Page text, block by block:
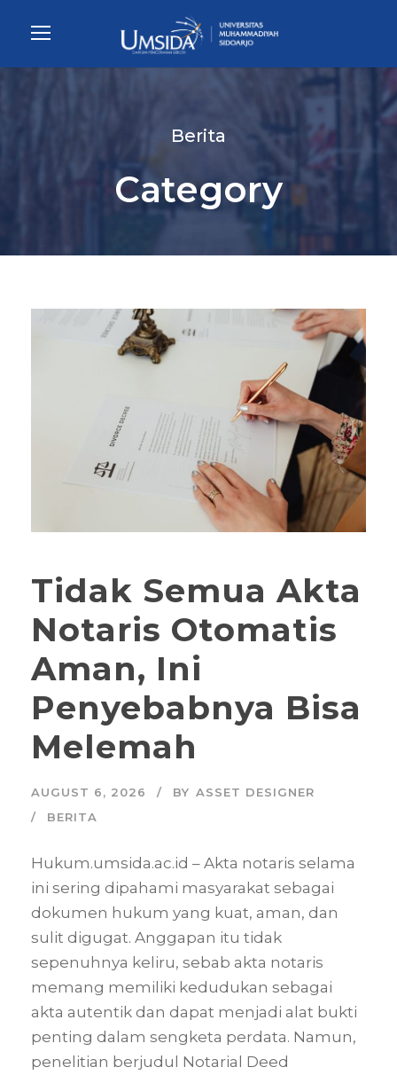
Berita
Category
Tidak Semua Akta
Notaris Otomatis
Aman, Ini
Penyebabnya Bisa
Melemah
AUGUST 6, 2026 BY ASSET DESIGNER
BERITA
Hukum.umsida.ac.id – Akta notaris selama
ini sering dipahami masyarakat sebagai
dokumen hukum yang kuat, aman, dan
sulit digugat. Anggapan itu tidak
sepenuhnya keliru, sebab akta notaris
memang memiliki kedudukan sebagai
akta autentik dan dapat menjadi alat bukti
penting dalam sengketa perdata. Namun,
penelitian berjudul Notarial Deed